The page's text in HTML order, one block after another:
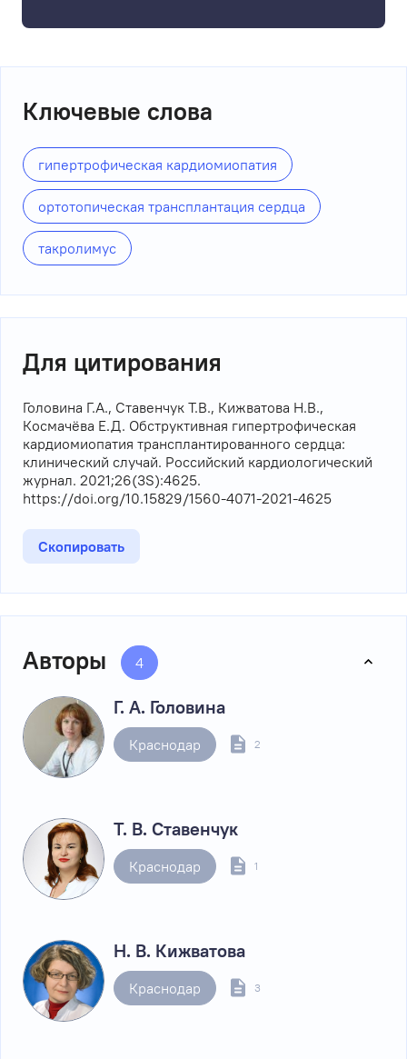
Ключевые слова
гипертрофическая кардиомиопатия
ортотопическая трансплантация сердца
такролимус
Для цитирования
Головина Г.А., Ставенчук Т.В., Кижватова Н.В.,
Космачёва Е.Д. Обструктивная гипертрофическая
кардиомиопатия трансплантированного сердца:
клинический случай. Российский кардиологический
журнал. 2021;26(3S):4625.
https://doi.org/10.15829/1560-4071-2021-4625
Скопировать
Авторы 4
Г. А. Головина
Краснодар 2
Т. В. Ставенчук
Краснодар 1
Н. В. Кижватова
Краснодар 3